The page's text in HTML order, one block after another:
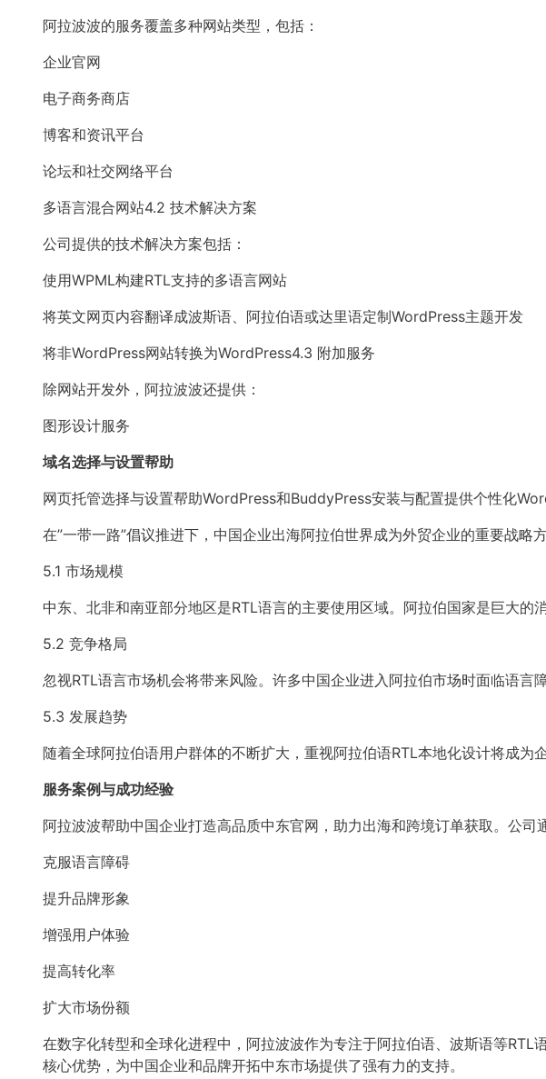
阿拉波波的服务覆盖多种网站类型，包括：
企业官网
电子商务商店
博客和资讯平台
论坛和社交网络平台
多语言混合网站4.2 技术解决方案
公司提供的技术解决方案包括：
使用WPML构建RTL支持的多语言网站
将英文网页内容翻译成波斯语、阿拉伯语或达里语定制WordPress主题开发
将非WordPress网站转换为WordPress4.3 附加服务
除网站开发外，阿拉波波还提供：
图形设计服务
域名选择与设置帮助
网页托管选择与设置帮助WordPress和BuddyPress安装与配置提供个性化
在”一带一路”倡议推进下，中国企业出海阿拉伯世界成为外贸企业的重要战略
5.1 市场规模
中东、北非和南亚部分地区是RTL语言的主要使用区域。阿拉伯国家是巨大的
5.2 竞争格局
忽视RTL语言市场机会将带来风险。许多中国企业进入阿拉伯市场时面临语言
5.3 发展趋势
随着全球阿拉伯语用户群体的不断扩大，重视阿拉伯语RTL本地化设计将成为
服务案例与成功经验
阿拉波波帮助中国企业打造高品质中东官网，助力出海和跨境订单获取。公司
克服语言障碍
提升品牌形象
增强用户体验
提高转化率
扩大市场份额
在数字化转型和全球化进程中，阿拉波波作为专注于阿拉伯语、波斯语等
核心优势，为中国企业和品牌开拓中东市场提供了强有力的支持。